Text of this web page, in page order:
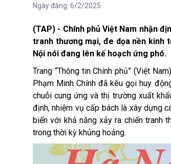
Ngày đăng: 6/2/2025
(TAP) - Chính phủ Việt Nam nhận
tranh thương mại, đe dọa nền kinh
Nội nói đang lên kế hoạch ứng phó.
Trang “Thông tin Chính phủ” (Việt
Phạm Minh Chính đã kêu gọi huy
chuỗi cung ứng và thị trường xuất
định, nhiệm vụ cấp bách là xây dựng
biến với khả năngxảyra chiến tranh
trong thời kỳ khủng hoảng.